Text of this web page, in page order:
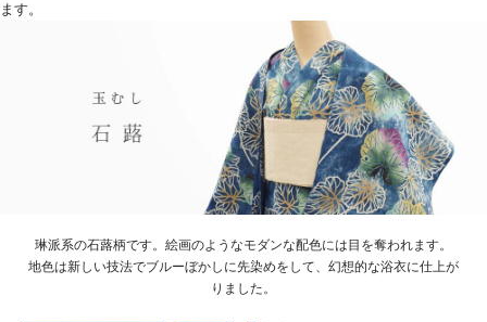
ます。
琳派系の石蕗柄です。絵画のようなモダンな配色には目を奪われます。
地色は新しい技法でブルーぼかしに先染めをして、幻想的な浴衣に仕上が
りました。